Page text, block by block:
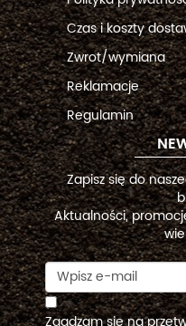
Czas i koszty
Zwrot/wymiana
Reklamacje
Regulamin
Zapisz się do
Aktualności,
Zgadzam się na